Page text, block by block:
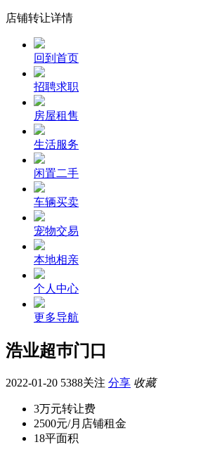
店铺转让详情
回到首页
招聘求职
房屋租售
生活服务
闲置二手
车辆买卖
宠物交易
本地相亲
个人中心
更多导航
浩业超巿门口
2022-01-20 5388关注 分享 收藏
3万元转让费
2500元/月 店铺租金
18平面积